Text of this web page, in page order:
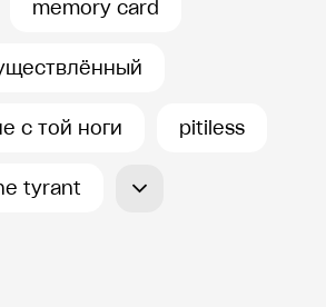
memory card
с той ноги pitiless
tyrant